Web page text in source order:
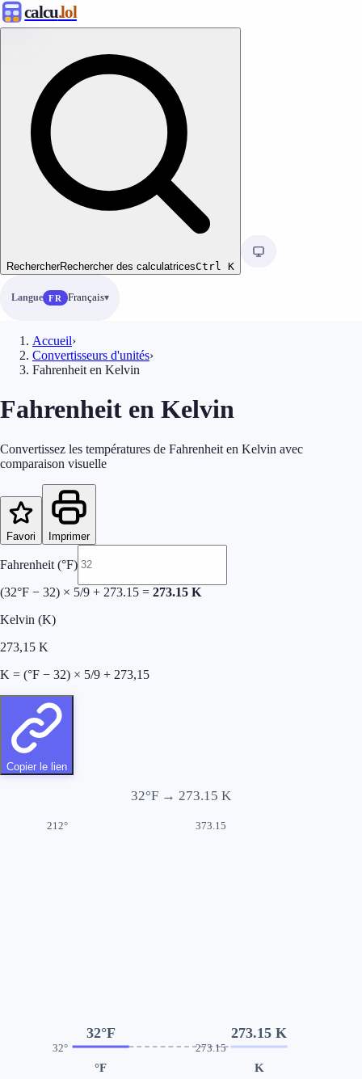
calcu.lol
RechercherRechercher des calculatricesCtrl K
Langue FR Français
Accueil›
Convertisseurs d'unités›
Fahrenheit en Kelvin
Fahrenheit en Kelvin
Convertissez les températures de Fahrenheit en Kelvin avec
comparaison visuelle
Favori Imprimer
Fahrenheit (°F)
(32°F − 32) × 5/9 + 273.15 = 273.15 K
Kelvin (K)
273,15 K
K = (°F − 32) × 5/9 + 273,15
Copier le lien
32°F → 273.15 K
32°
212°
32°F
°F
273.15
373.15
273.15 K
K